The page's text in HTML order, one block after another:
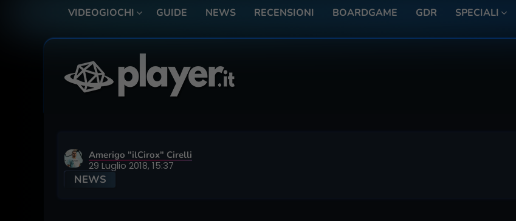
VIDEOGIOCHI GUIDE NEWS RECENSIONI BOARDGAME GDR SPECIALI
Amerigo "ilCirox" Cirelli
29 Luglio 2018, 15:37
NEWS